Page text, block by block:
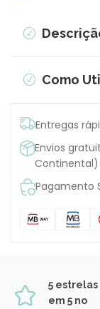
Como
Entregas
Envios
Continental)
Pagamento
5 estrelas
em 5 no